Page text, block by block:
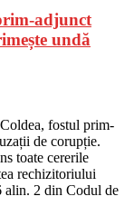
adjunct
undă
fostul prim-
de corupție.
toate cererile
rechizitoriului
alin. 2 din Codul de